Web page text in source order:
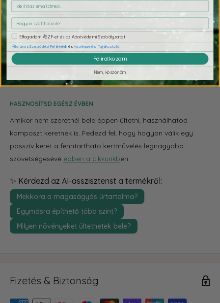
Amennyiben még bizonytalan vagy a magaságyás
vásárlással kapcsolatban, olvasd el cikkünket és tudj meg
mindent erről az ültetési formáról.
HASZNOSÍTSD EGÉSZ ÉVBEN
Amikor nem szeretnél bele éppen ültetni, használhatod
komposzt keretnek is. Fedezd fel, hogy hogyan válik egy
passzív keret a fenntartható kertművelés legnagyobb
szövetségesévé ebben a cikkünkben.
✨ Kérdezd az AI-asszisztenst a termékről:
Mekkora a magaságyás űrtartalma?
Egymásra építhető több szint?
Milyen növényeket ültethetek bele?
Fizetés & Biztonság
Elfogadom ÁSZF-et és az Adatvédelmi Szabályzatot
Általános Szerződési FeltételekésAdatkezelési Tájékoztató
Feliratkozom
Nem, köszönöm